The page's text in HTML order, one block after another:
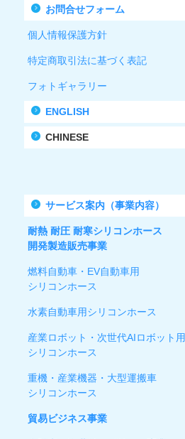
お問合せフォーム
個人情報保護方針
特定商取引法に基づく表記
フォトギャラリー
ENGLISH
CHINESE
サービス案内（事業内容）
耐熱 耐圧 耐寒シリコンホース
開発製造販売事業
燃料自動車・EV自動車用
シリコンホース
水素自動車用シリコンホース
産業ロボット・次世代AIロボット用
シリコンホース
重機・産業機器・大型運搬車
シリコンホース
貿易ビジネス事業